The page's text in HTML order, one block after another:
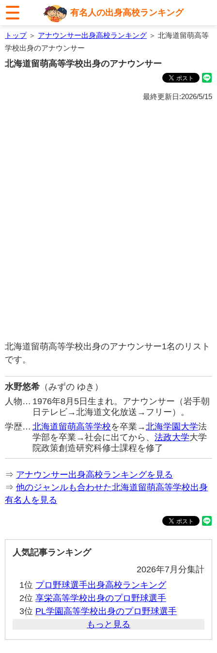
有名人の出身高校ランキング
トップ＞ アナウンサー出身高校ランキング ＞ 北海道留萌高等
学校出身のアナウンサー
北海道留萌高等学校出身のアナウンサー
最終更新日:2026/5/15
北海道留萌高等学校出身のアナウンサー1名のリスト
です。
水野悠希 （みずの ゆき）
人物… 1976年8月5日生まれ。アナウンサー（岩手朝
日テレビ→北海道文化放送→フリー）。
学歴… 北海道留萌高等学校を卒業→北海学園大学法
学部を卒業→社会に出てから、 法政大学大学
院政策創造研究科修士課程を修了
⇒ アナウンサー出身高校ランキングを見る
⇒ 他のジャンルも合わせた北海道留萌高等学校出身
有名人を見る
人気記事ランキング
2026年7月分集計
1位 プロ野球選手出身高校ランキング
2位 享栄高等学校出身のプロ野球選手
3位 PL学園高等学校出身のプロ野球選手
もっと見る